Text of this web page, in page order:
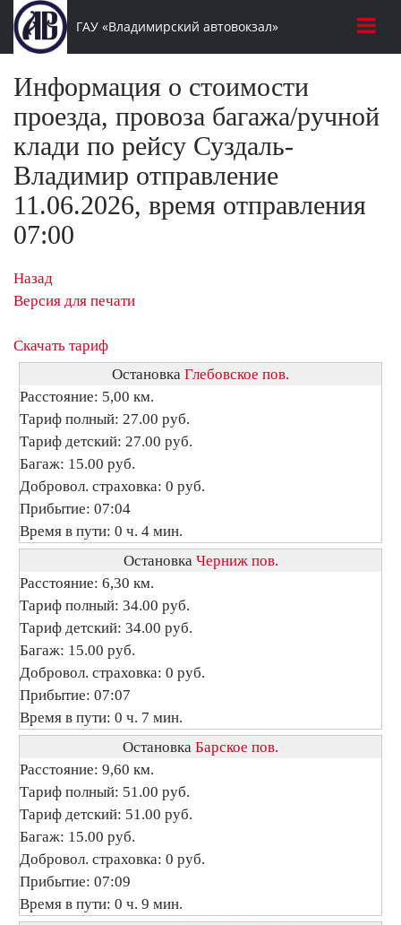
ГАУ «Владимирский автовокзал»
Информация о стоимости
проезда, провоза багажа/ручной
клади по рейсу Суздаль-
Владимир отправление
11.06.2026, время отправления
07:00
Назад
Версия для печати
Скачать тариф
Остановка Глебовское пов.
Расстояние: 5,00 км.
Тариф полный: 27.00 руб.
Тариф детский: 27.00 руб.
Багаж: 15.00 руб.
Добровол. страховка: 0 руб.
Прибытие: 07:04
Время в пути: 0 ч. 4 мин.
Остановка Черниж пов.
Расстояние: 6,30 км.
Тариф полный: 34.00 руб.
Тариф детский: 34.00 руб.
Багаж: 15.00 руб.
Добровол. страховка: 0 руб.
Прибытие: 07:07
Время в пути: 0 ч. 7 мин.
Остановка Барское пов.
Расстояние: 9,60 км.
Тариф полный: 51.00 руб.
Тариф детский: 51.00 руб.
Багаж: 15.00 руб.
Добровол. страховка: 0 руб.
Прибытие: 07:09
Время в пути: 0 ч. 9 мин.